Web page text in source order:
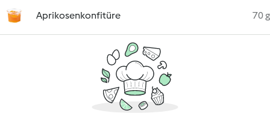
Aprikosenkonfitüre 70 g